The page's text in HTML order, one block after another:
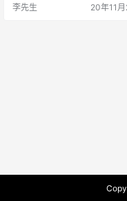
钱平台。 鲤鱼开花红包版是一
李先生 20年11月